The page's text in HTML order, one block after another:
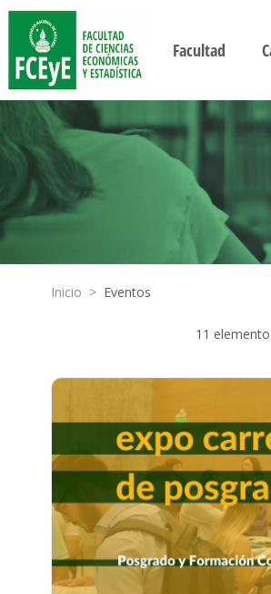
Facultad
Inicio > Eventos
11